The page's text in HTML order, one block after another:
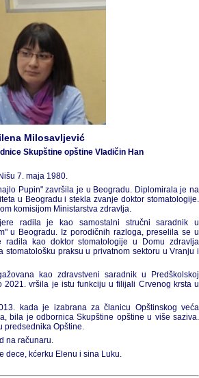
Milosavljević
Skupštine opštine Vladičin Han
7. maja 1980.
Pupin" završila je u Beogradu. Diplomirala je na
u Beogradu i stekla zvanje doktor stomatologije.
komisijom Ministarstva zdravlja.
radila je kao samostalni stručni saradnik u
u Beogradu. Iz porodičnih razloga, preselila se u
kao doktor stomatologije u Domu zdravlja
praksu u privatnom sektoru u Vranju i
kao zdravstveni saradnik u Predškolskoj
2021. vršila je istu funkciju u filijali Crvenog krsta u
kada je izabrana za članicu Opštinskog veća
bila je odbornica Skupštine opštine u više saziva.
predsednika Opštine.
na računaru.
dece, kćerku Elenu i sina Luku.